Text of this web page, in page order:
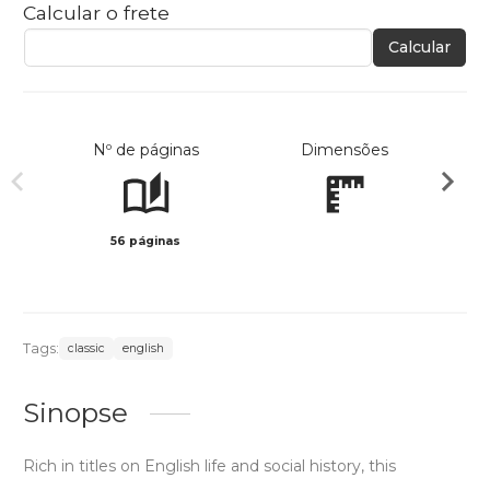
Calcular o frete
Calcular
Nº de páginas
56 páginas
Dimensões
Tags: classic english
Sinopse
Rich in titles on English life and social history, this